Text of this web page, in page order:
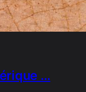
…